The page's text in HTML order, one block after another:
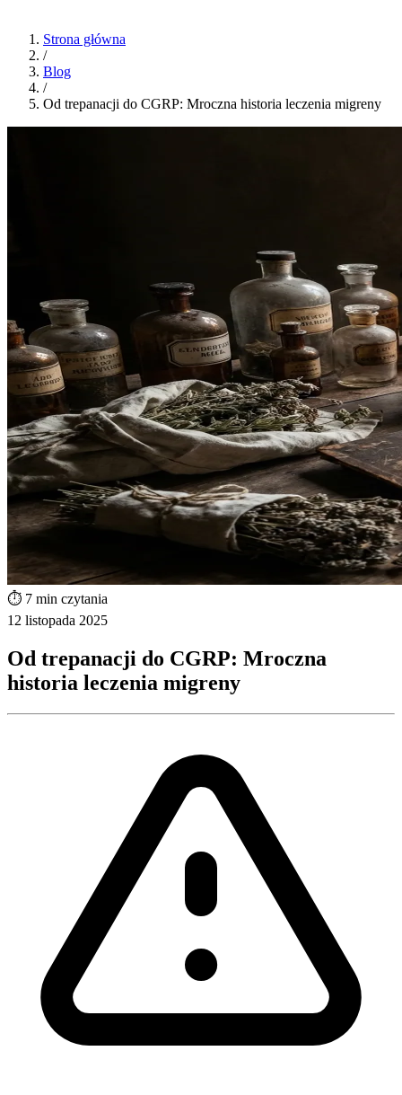
Strona główna
/
Blog
/
Od trepanacji do CGRP: Mroczna historia leczenia migreny
⏱️ 7 min czytania
12 listopada 2025
Od trepanacji do CGRP: Mroczna
historia leczenia migreny